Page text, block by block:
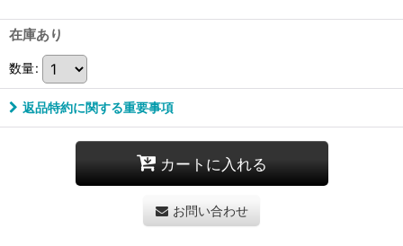
在庫あり
数量:
返品特約に関する重要事項
カートに入れる
お問い合わせ